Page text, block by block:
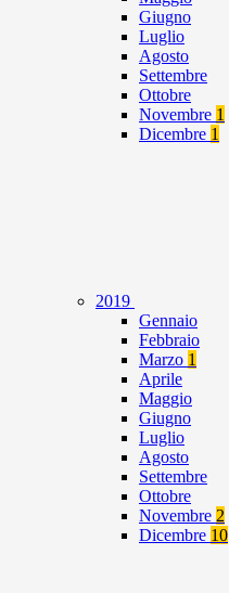
Giugno
Luglio
Agosto
Settembre
Ottobre
Novembre 1
Dicembre 1
2019
Gennaio
Febbraio
Marzo 1
Aprile
Maggio
Giugno
Luglio
Agosto
Settembre
Ottobre
Novembre 2
Dicembre 10